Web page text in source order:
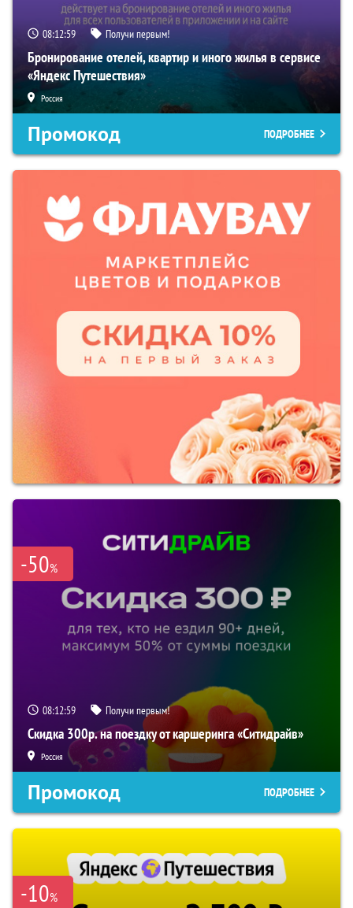
08:12:58 Получи первым!
Бронирование отелей, квартир и иного жилья в сервисе
«Яндекс Путешествия»
Россия
Промокод ПОДРОБНЕЕ
-50%
08:12:58 Получи первым!
Скидка 300р. на поездку от каршеринга «Ситидрайв»
Россия
Промокод ПОДРОБНЕЕ
-10%